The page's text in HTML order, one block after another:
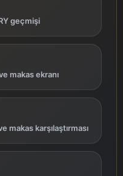
geçmişi
makas ekranı
makas karşılaştırması